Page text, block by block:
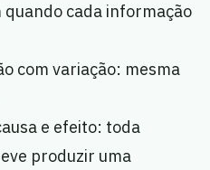
quando cada informação
com variação: mesma
e efeito: toda
produzir uma